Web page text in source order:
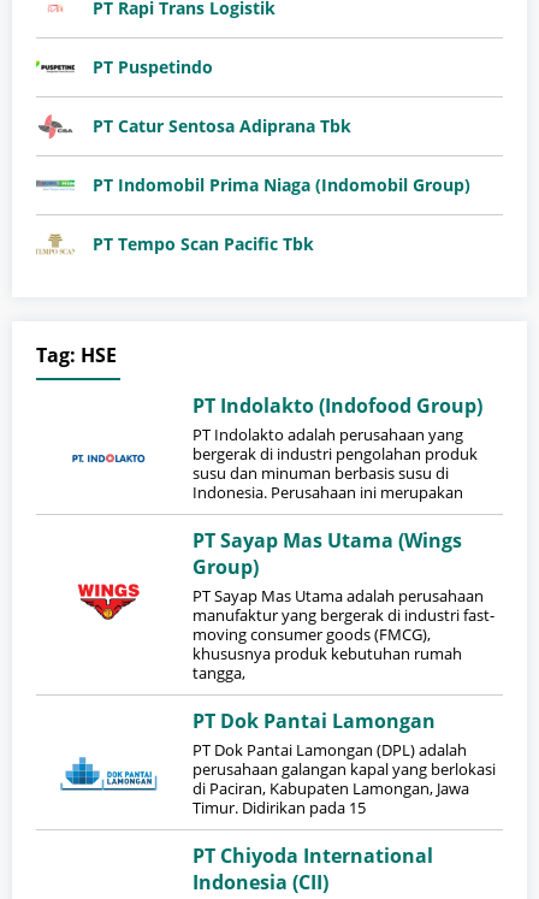
PT Rapi Trans Logistik
PT Puspetindo
PT Catur Sentosa Adiprana Tbk
PT Indomobil Prima Niaga (Indomobil Group)
PT Tempo Scan Pacific Tbk
Tag: HSE
PT Indolakto (Indofood Group)
PT Indolakto adalah perusahaan yang
bergerak di industri pengolahan produk
susu dan minuman berbasis susu di
Indonesia. Perusahaan ini merupakan
PT Sayap Mas Utama (Wings
Group)
PT Sayap Mas Utama adalah perusahaan
manufaktur yang bergerak di industri fast-
moving consumer goods (FMCG),
khususnya produk kebutuhan rumah
tangga,
PT Dok Pantai Lamongan
PT Dok Pantai Lamongan (DPL) adalah
perusahaan galangan kapal yang berlokasi
di Paciran, Kabupaten Lamongan, Jawa
Timur. Didirikan pada 15
PT Chiyoda International
Indonesia (CII)